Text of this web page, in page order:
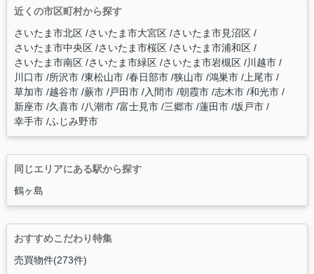
近くの市区町村から探す
さいたま市北区 さいたま市大宮区 さいたま市見沼区
さいたま市中央区 さいたま市桜区 さいたま市浦和区
さいたま市南区 さいたま市緑区 さいたま市岩槻区 川越市
川口市 所沢市 東松山市 春日部市 狭山市 鴻巣市 上尾市
草加市 越谷市 蕨市 戸田市 入間市 朝霞市 志木市 和光市
新座市 久喜市 八潮市 富士見市 三郷市 蓮田市 坂戸市
幸手市 ふじみ野市
同じエリアにある駅から探す
鶴ヶ島
おすすめこだわり特集
売買物件(273件)